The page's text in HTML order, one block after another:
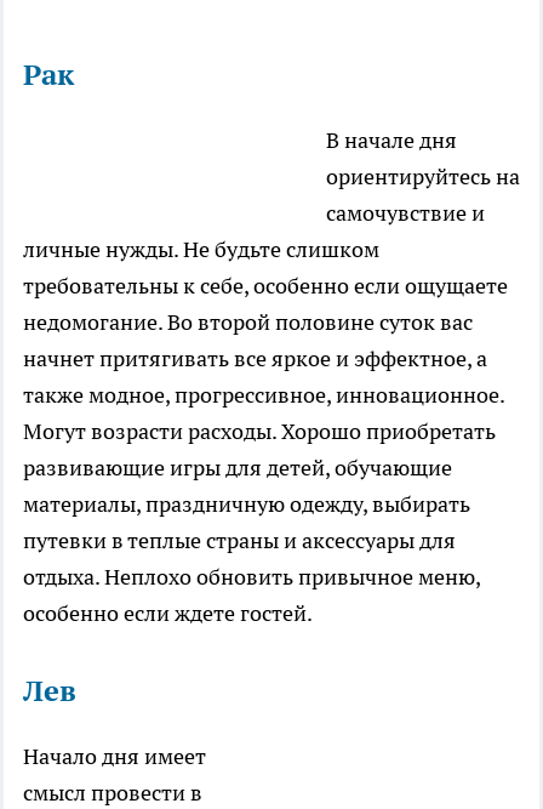
Рак
В начале дня
ориентируйтесь на
самочувствие и
личные нужды. Не будьте слишком
требовательны к себе, особенно если ощущаете
недомогание. Во второй половине суток вас
начнет притягивать все яркое и эффектное, а
также модное, прогрессивное, инновационное.
Могут возрасти расходы. Хорошо приобретать
развивающие игры для детей, обучающие
материалы, праздничную одежду, выбирать
путевки в теплые страны и аксессуары для
отдыха. Неплохо обновить привычное меню,
особенно если ждете гостей.
Лев
Начало дня имеет
смысл провести в